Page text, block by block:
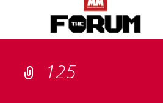
125